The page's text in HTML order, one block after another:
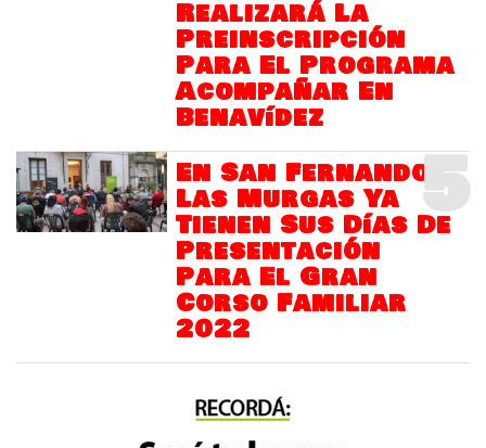
Realizará La
Preinscripción
Para El Programa
Acompañar En
Benavídez
5
En San Fernando
Las Murgas Ya
Tienen Sus Días De
Presentación
Para El Gran
Corso Familiar
2022